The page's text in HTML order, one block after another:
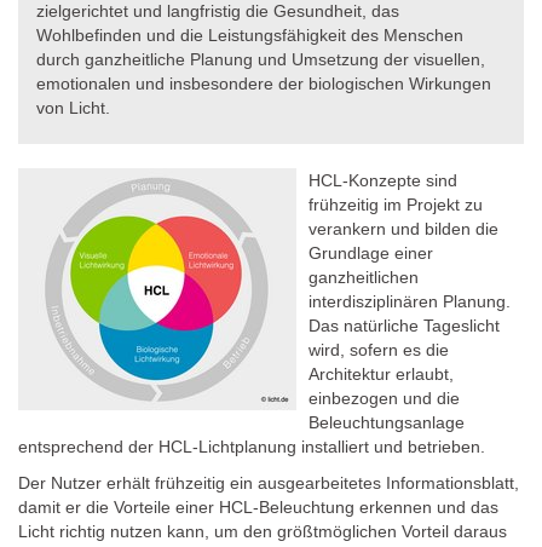
zielgerichtet und langfristig die Gesundheit, das
Wohlbefinden und die Leistungsfähigkeit des Menschen
durch ganzheitliche Planung und Umsetzung der visuellen,
emotionalen und insbesondere der biologischen Wirkungen
von Licht.
HCL-Konzepte sind
frühzeitig im Projekt zu
verankern und bilden die
Grundlage einer
ganzheitlichen
interdisziplinären Planung.
Das natürliche Tageslicht
wird, sofern es die
Architektur erlaubt,
einbezogen und die
Beleuchtungsanlage
entsprechend der HCL-Lichtplanung installiert und betrieben.
Der Nutzer erhält frühzeitig ein ausgearbeitetes Informationsblatt,
damit er die Vorteile einer HCL-Beleuchtung erkennen und das
Licht richtig nutzen kann, um den größtmöglichen Vorteil daraus